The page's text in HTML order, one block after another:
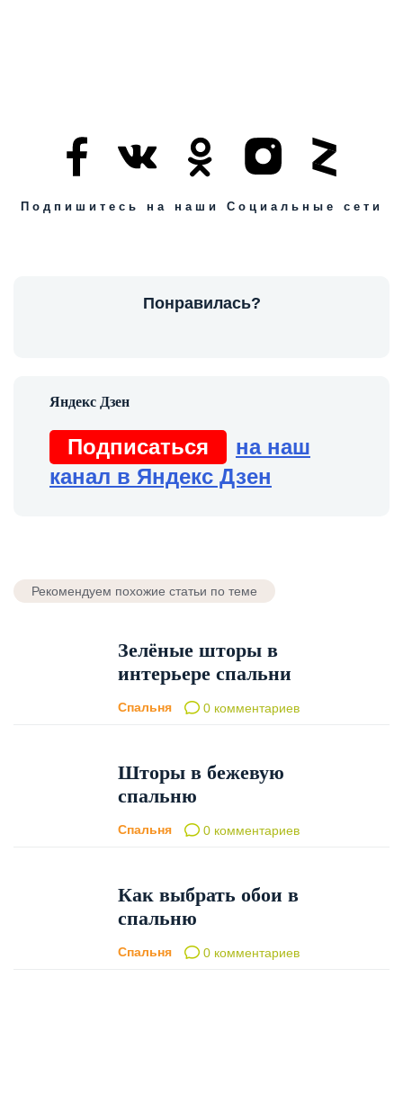
Подпишитесь на наши Социальные сети
Понравилась?
Подписаться
на наш
канал в Яндекс Дзен
Рекомендуем похожие статьи по теме
Зелёные шторы в
интерьере спальни
Спальня 0 комментариев
Шторы в бежевую
спальню
Спальня 0 комментариев
Как выбрать обои в
спальню
Спальня 0 комментариев